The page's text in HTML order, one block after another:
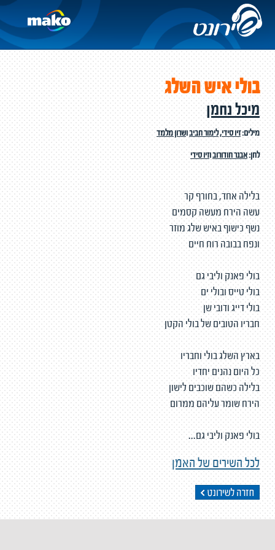
בולי איש השלג
מיכל נחמן
מילים:זיו סידי,לימור חביבושרון מלמד
לחן:אבנר חודורובוזיו סידי
בלילה אחד, בחורף קר
עשה הירח מעשה קסמים
נשף כישוף באיש שלג מוזר
ונפח בבובה רוח חיים
בולי פאנק וליבי גם
בולי טייס ובולי ים
בולי דייג ודובי שן
חבריו הטובים של בולי הקטן
בארץ השלג בולי וחבריו
כל היום נהנים יחדיו
בלילה כשהם שוכבים לישון
הירח שומר עליהם ממרום
בולי פאנק וליבי גם...
לכל השירים של האמן